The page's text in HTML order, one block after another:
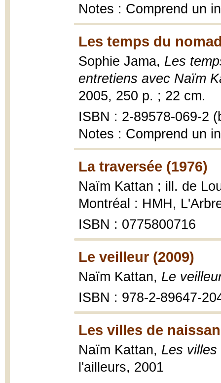
Notes : Comprend un
Les temps du
Sophie Jama, Les
entretiens avec Naïm
2005, 250 p. ; 22 cm.
ISBN : 2-89578-069-2
Notes : Comprend un
La traversée (1976)
Naïm Kattan ; ill. de
Montréal : HMH,
ISBN : 0775800716
Le veilleur (2009)
Naïm Kattan, Le
ISBN : 978-2-89647-
Les villes de
Naïm Kattan, Les
l'ailleurs, 2001